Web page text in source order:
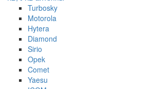
Turbosky
Motorola
Hytera
Diamond
Sirio
Opek
Comet
Yaesu